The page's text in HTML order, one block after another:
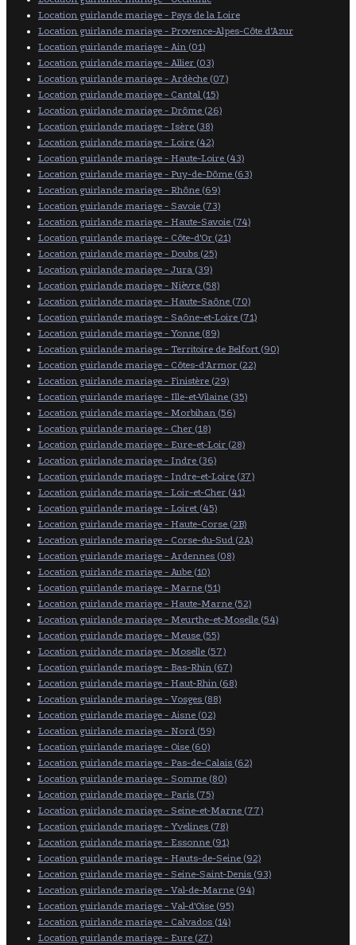
Location guirlande mariage - Pays de la Loire
Location guirlande mariage - Provence-Alpes-Côte d’Azur
Location guirlande mariage - Ain (01)
Location guirlande mariage - Allier (03)
Location guirlande mariage - Ardèche (07)
Location guirlande mariage - Cantal (15)
Location guirlande mariage - Drôme (26)
Location guirlande mariage - Isère (38)
Location guirlande mariage - Loire (42)
Location guirlande mariage - Haute-Loire (43)
Location guirlande mariage - Puy-de-Dôme (63)
Location guirlande mariage - Rhône (69)
Location guirlande mariage - Savoie (73)
Location guirlande mariage - Haute-Savoie (74)
Location guirlande mariage - Côte-d'Or (21)
Location guirlande mariage - Doubs (25)
Location guirlande mariage - Jura (39)
Location guirlande mariage - Nièvre (58)
Location guirlande mariage - Haute-Saône (70)
Location guirlande mariage - Saône-et-Loire (71)
Location guirlande mariage - Yonne (89)
Location guirlande mariage - Territoire de Belfort (90)
Location guirlande mariage - Côtes-d'Armor (22)
Location guirlande mariage - Finistère (29)
Location guirlande mariage - Ille-et-Vilaine (35)
Location guirlande mariage - Morbihan (56)
Location guirlande mariage - Cher (18)
Location guirlande mariage - Eure-et-Loir (28)
Location guirlande mariage - Indre (36)
Location guirlande mariage - Indre-et-Loire (37)
Location guirlande mariage - Loir-et-Cher (41)
Location guirlande mariage - Loiret (45)
Location guirlande mariage - Haute-Corse (2B)
Location guirlande mariage - Corse-du-Sud (2A)
Location guirlande mariage - Ardennes (08)
Location guirlande mariage - Aube (10)
Location guirlande mariage - Marne (51)
Location guirlande mariage - Haute-Marne (52)
Location guirlande mariage - Meurthe-et-Moselle (54)
Location guirlande mariage - Meuse (55)
Location guirlande mariage - Moselle (57)
Location guirlande mariage - Bas-Rhin (67)
Location guirlande mariage - Haut-Rhin (68)
Location guirlande mariage - Vosges (88)
Location guirlande mariage - Aisne (02)
Location guirlande mariage - Nord (59)
Location guirlande mariage - Oise (60)
Location guirlande mariage - Pas-de-Calais (62)
Location guirlande mariage - Somme (80)
Location guirlande mariage - Paris (75)
Location guirlande mariage - Seine-et-Marne (77)
Location guirlande mariage - Yvelines (78)
Location guirlande mariage - Essonne (91)
Location guirlande mariage - Hauts-de-Seine (92)
Location guirlande mariage - Seine-Saint-Denis (93)
Location guirlande mariage - Val-de-Marne (94)
Location guirlande mariage - Val-d'Oise (95)
Location guirlande mariage - Calvados (14)
Location guirlande mariage - Eure (27)